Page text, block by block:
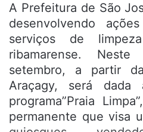
A Prefeitura de São
desenvolvendo
serviços de
ribamarense.
setembro, a partir
Araçagy, será dada
programa”Praia
permanente que visa